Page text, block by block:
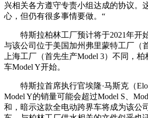
兴相关各方遵守专责小组达成的协议。
心，但仍有很多事情要做。“
特斯拉柏林工厂预计将于2021年开
与该公司位于美国加州弗里蒙特工厂（
上海工厂（首先生产Model 3）不同，
车Model Y开始。
特斯拉首席执行官埃隆·马斯克（
Model Y的销量可能会超过Model S、
和，暗示这款全电动跨界车将成为该公